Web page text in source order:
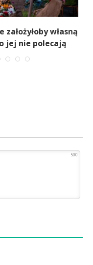
własną
jej nie polecają
500